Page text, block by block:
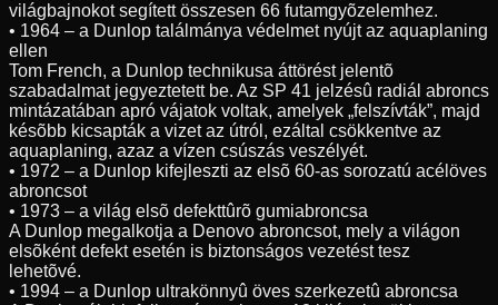
világbajnokot segített összesen 66 futamgyõzelemhez.
• 1964 – a Dunlop találmánya védelmet nyújt az aquaplaning
ellen
Tom French, a Dunlop technikusa áttörést jelentõ
szabadalmat jegyeztetett be. Az SP 41 jelzésû radiál abroncs
mintázatában apró vájatok voltak, amelyek „felszívták”, majd
késõbb kicsapták a vizet az útról, ezáltal csökkentve az
aquaplaning, azaz a vízen csúszás veszélyét.
• 1972 – a Dunlop kifejleszti az elsõ 60-as sorozatú acélöves
abroncsot
• 1973 – a világ elsõ defekttûrõ gumiabroncsa
A Dunlop megalkotja a Denovo abroncsot, mely a világon
elsõként defekt esetén is biztonságos vezetést tesz
lehetõvé.
• 1994 – a Dunlop ultrakönnyû öves szerkezetû abroncsa